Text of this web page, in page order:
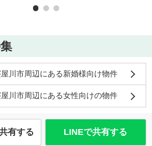
屋川市周辺にある新婚様向け物件
屋川市周辺にある女性向けの物件
有する LINEで共有する